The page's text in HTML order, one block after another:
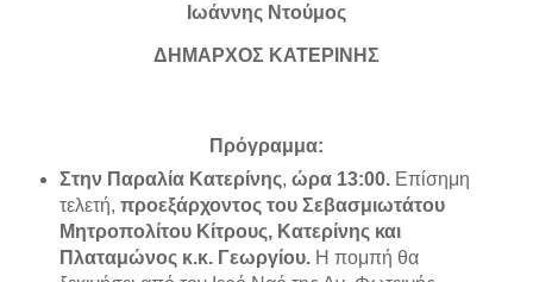
Ιωάννης Ντούμος
ΔΗΜΑΡΧΟΣ ΚΑΤΕΡΙΝΗΣ
Πρόγραμμα:
Στην Παραλία Κατερίνης, ώρα 13:00. Επίσημη
τελετή, προεξάρχοντος του Σεβασμιωτάτου
Μητροπολίτου Κίτρους, Κατερίνης και
Πλαταμώνος κ.κ. Γεωργίου. Η πομπή θα